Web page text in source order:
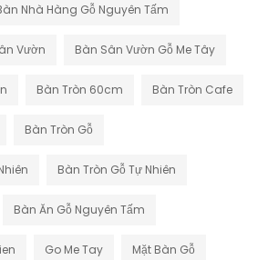
Nhà Hàng Gỗ Nguyên Tấm
Vườn Bàn Sân Vườn Gỗ Me Tây
Bàn Tròn 60cm Bàn Tròn Cafe
Bàn Tròn Gỗ
Bàn Tròn Gỗ Tự Nhiên
Bàn Ăn Gỗ Nguyên Tấm
Go Me Tay Mặt Bàn Gỗ